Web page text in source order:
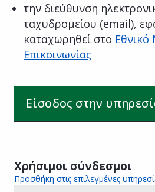
την διεύθυνση
ταχυδρομείου (email),
καταχωρηθεί στο
Επικοινωνίας
Είσοδος στην
Χρήσιμοι σύνδεσμοι
Προσθήκη στις επιλεγμένες